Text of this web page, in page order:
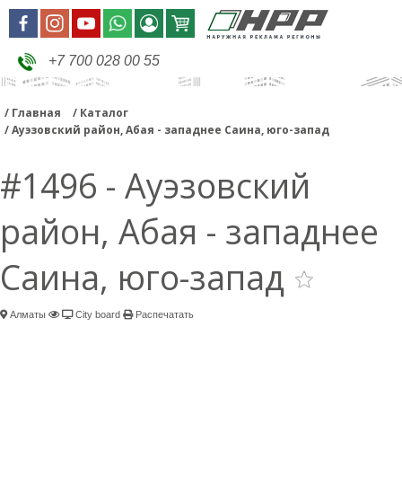
+7 700 028 00 55
Главная
Каталог
Ауэзовский район, Абая - западнее Саина, юго-запад
#1496 - Ауэзовский
район, Абая - западнее
Саина, юго-запад
Алматы City board Распечатать